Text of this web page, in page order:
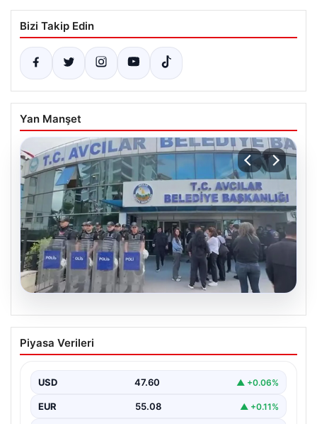
Bizi Takip Edin
Yan Manşet
05.08.2026
Yatırım araçlarının haftalık performansı
nasıl oldu?
Piyasa Verileri
USD 47.60 ▲ +0.06%
EUR 55.08 ▲ +0.11%